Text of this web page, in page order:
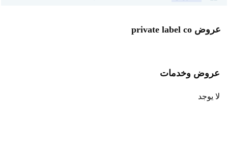
عروض private label co
عروض وخدمات
لا يوجد